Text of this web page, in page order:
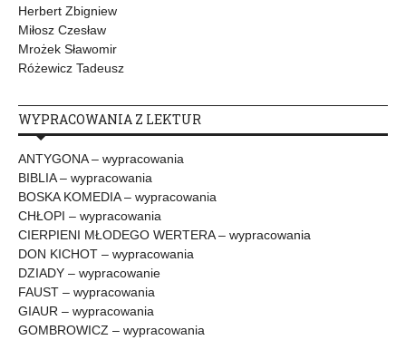
Herbert Zbigniew
Miłosz Czesław
Mrożek Sławomir
Różewicz Tadeusz
WYPRACOWANIA Z LEKTUR
ANTYGONA – wypracowania
BIBLIA – wypracowania
BOSKA KOMEDIA – wypracowania
CHŁOPI – wypracowania
CIERPIENI MŁODEGO WERTERA – wypracowania
DON KICHOT – wypracowania
DZIADY – wypracowanie
FAUST – wypracowania
GIAUR – wypracowania
GOMBROWICZ – wypracowania